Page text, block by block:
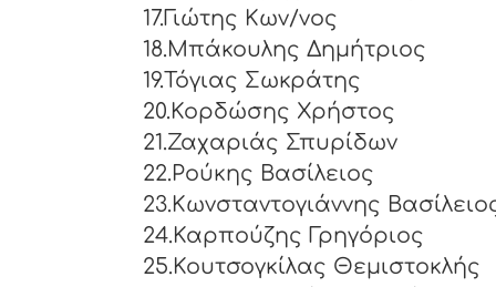
17.Γιώτης Κων/νος
18.Μπάκουλης Δημήτριος
19.Τόγιας Σωκράτης
20.Κορδώσης Χρήστος
21.Ζαχαριάς Σπυρίδων
22.Ρούκης Βασίλειος
23.Κωνσταντογιάννης
24.Καρπούζης Γρηγόριος
25.Κουτσογκίλας Θεμιστοκλής